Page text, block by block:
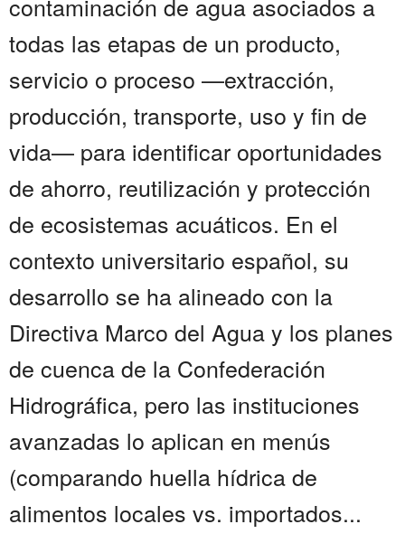
todas las etapas de un producto,
servicio o proceso —extracción,
producción, transporte, uso y fin de
vida— para identificar oportunidades
de ahorro, reutilización y protección
de ecosistemas acuáticos. En el
contexto universitario español, su
desarrollo se ha alineado con la
Directiva Marco del Agua y los planes
de cuenca de la Confederación
Hidrográfica, pero las instituciones
avanzadas lo aplican en menús
(comparando huella hídrica de
alimentos locales vs. importados...